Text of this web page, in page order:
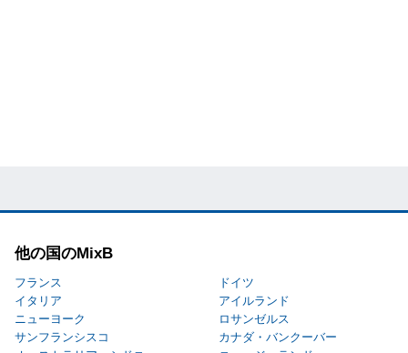
他の国のMixB
フランス
ドイツ
イタリア
アイルランド
ニューヨーク
ロサンゼルス
サンフランシスコ
カナダ・バンクーバー